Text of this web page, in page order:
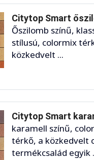
Citytop Smart
Őszilomb színű,
stílusú, colormix
közkedvelt ...
Citytop Smart
karamell színű,
térkő, a közkedvelt
termékcsalád egyik